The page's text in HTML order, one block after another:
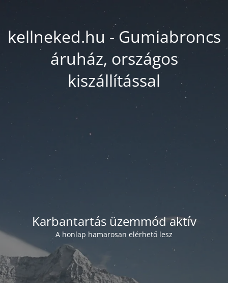
kellneked.hu - Gumiabroncs
áruház, országos
kiszállítással
Karbantartás üzemmód aktív
A honlap hamarosan elérhető lesz